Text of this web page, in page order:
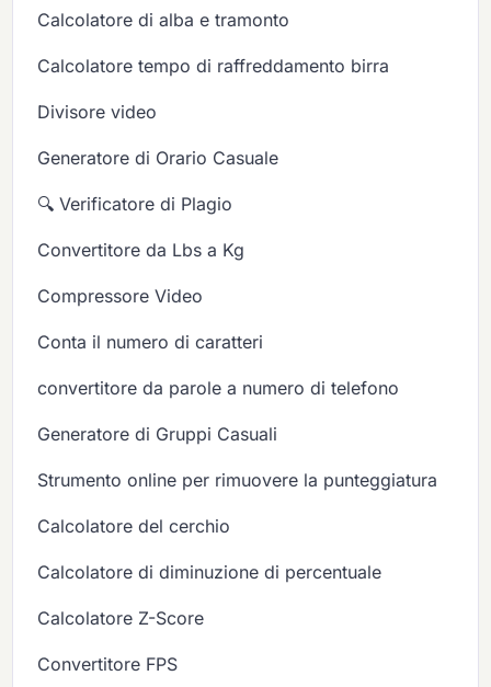
Calcolatore di alba e tramonto
Calcolatore tempo di raffreddamento birra
Divisore video
Generatore di Orario Casuale
🔍 Verificatore di Plagio
Convertitore da Lbs a Kg
Compressore Video
Conta il numero di caratteri
convertitore da parole a numero di telefono
Generatore di Gruppi Casuali
Strumento online per rimuovere la punteggiatura
Calcolatore del cerchio
Calcolatore di diminuzione di percentuale
Calcolatore Z-Score
Convertitore FPS